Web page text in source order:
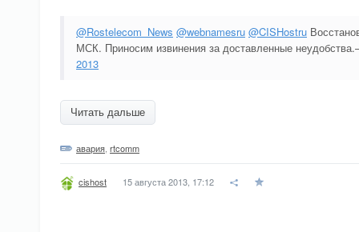
@Rostelecom_News @webnamesru @CISHostru
МСК. Приносим извинения за доставленные
2013
Читать дальше
авария rtcomm
cishost 15 августа 2013, 17:12